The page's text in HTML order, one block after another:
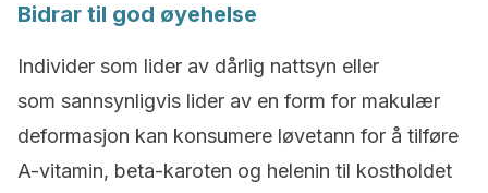
Bidrar til god øyehelse
Individer som lider av dårlig nattsyn eller
som sannsynligvis lider av en form for makulær
deformasjon kan konsumere løvetann for å tilføre
A-vitamin, beta-karoten og helenin til kostholdet